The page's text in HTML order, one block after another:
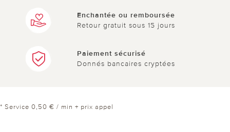
Enchantée ou remboursée
Retour gratuit sous 15 jours
Paiement sécurisé
Donnés bancaires cryptées
* Service 0,50 € / min + prix appel